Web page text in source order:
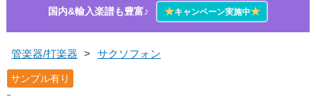
国内&輸入楽譜も豊富♪
★キャンペーン実施中★
管楽器/打楽器 > サクソフォン
サンプル有り